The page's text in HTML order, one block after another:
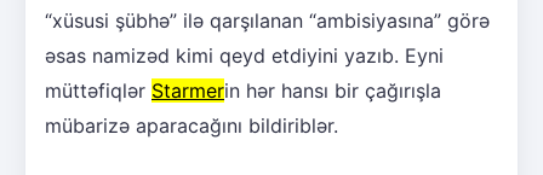
“xüsusi şübhə” ilə qarşılanan “ambisiyasına” görə
əsas namizəd kimi qeyd etdiyini yazıb. Eyni
müttəfiqlər Starmerin hər hansı bir çağırışla
mübarizə aparacağını bildiriblər.